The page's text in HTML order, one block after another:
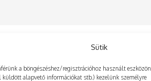
Sütik
a böngészéshez/regisztrációhoz használt eszközön
alapvető információkat stb.) kezelünk személyre